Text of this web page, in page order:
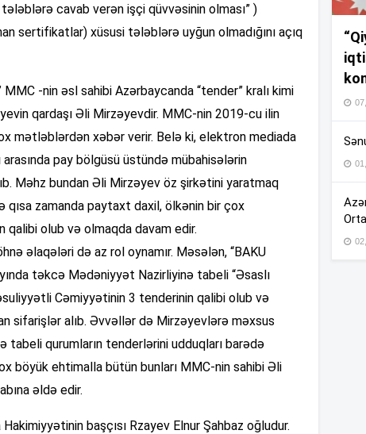
cavab verən işçi qüvvəsinin olması” )
sertifikatlar) xüsusi tələblərə uyğun olmadığını açıq
MMC -nin əsl sahibi Azərbaycanda “tender” kralı kimi
qardaşı Əli Mirzəyevdir. MMC-nin 2019-cu ilin
mətləblərdən xəbər verir. Belə ki, elektron mediada
pay bölgüsü üstündə mübahisələrin
Məhz bundan Əli Mirzəyev öz şirkətini yaratmaq
qısa zamanda paytaxt daxil, ölkənin bir çox
qalibi olub və olmaqda davam edir.
əlaqələri də az rol oynamır. Məsələn, “BAKU
təkcə Mədəniyyət Nazirliyinə tabeli “Əsaslı
Cəmiyyətinin 3 tenderinin qalibi olub və
sifarişlər alıb. Əvvəllər də Mirzəyevlərə məxsus
qurumların tenderlərini udduqları barədə
böyük ehtimalla bütün bunları MMC-nin sahibi Əli
əldə edir.
başçısı Rzayev Elnur Şahbaz oğludur.